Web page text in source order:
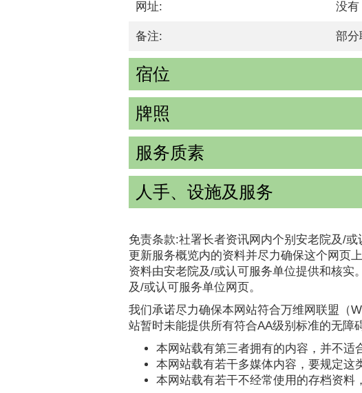
网址: 没有
备注: 部分
宿位
牌照
服务质素
人手、设施及服务
免责条款:社署长者资讯网内个别安老院及/
更新服务概览内的资料并尽力确保这个网页
资料由安老院及/或认可服务单位提供和核
及/或认可服务单位网页。
我们承诺尽力确保本网站符合万维网联盟（
站暂时未能提供所有符合AA级别标准的无障
本网站载有第三者拥有的内容，并不适
本网站载有若干多媒体内容，要规定这
本网站载有若干不经常使用的存档资料